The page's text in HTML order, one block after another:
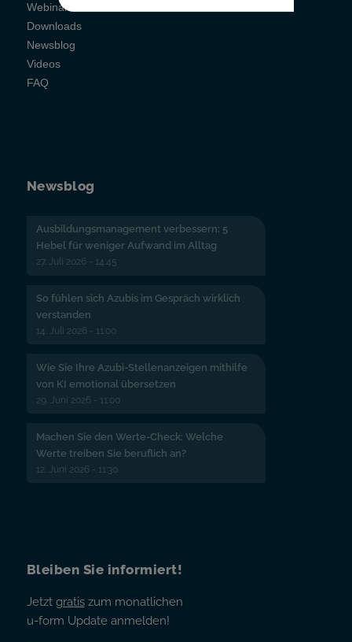
Webinare
Downloads
Newsblog
Videos
FAQ
Newsblog
Ausbildungsmanagement verbessern: 5
Hebel für weniger Aufwand im Alltag
27. Juli 2026 - 14:45
So fühlen sich Azubis im Gespräch wirklich
verstanden
14. Juli 2026 - 11:00
Wie Sie Ihre Azubi-Stellenanzeigen mithilfe
von KI emotional übersetzen
29. Juni 2026 - 11:00
Machen Sie den Werte-Check: Welche
Werte treiben Sie beruflich an?
12. Juni 2026 - 11:30
Bleiben Sie informiert!
Jetzt gratiszum monatlichen
u-form Update anmelden!